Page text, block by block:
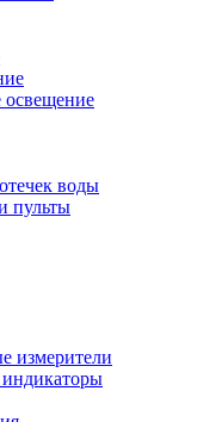
воды
пульты
измерители